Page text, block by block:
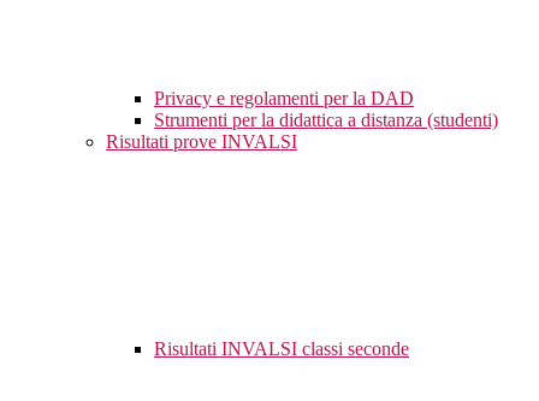
Privacy e regolamenti per la DAD
Strumenti per la didattica a distanza (studenti)
Risultati prove INVALSI
Risultati INVALSI classi seconde